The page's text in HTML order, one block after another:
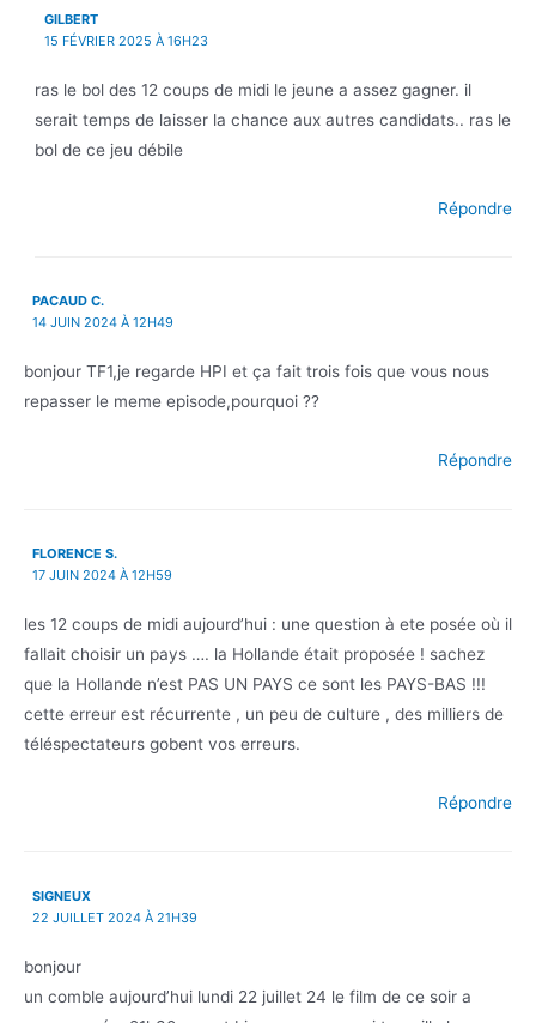
GILBERT
15 FÉVRIER 2025 À 16H23
ras le bol des 12 coups de midi le jeune a assez gagner. il
serait temps de laisser la chance aux autres candidats.. ras le
bol de ce jeu débile
Répondre
PACAUD C.
14 JUIN 2024 À 12H49
bonjour TF1,je regarde HPI et ça fait trois fois que vous nous
repasser le meme episode,pourquoi ??
Répondre
FLORENCE S.
17 JUIN 2024 À 12H59
les 12 coups de midi aujourd’hui : une question à ete posée où il
fallait choisir un pays …. la Hollande était proposée ! sachez
que la Hollande n’est PAS UN PAYS ce sont les PAYS-BAS !!!
cette erreur est récurrente , un peu de culture , des milliers de
téléspectateurs gobent vos erreurs.
Répondre
SIGNEUX
22 JUILLET 2024 À 21H39
bonjour
un comble aujourd’hui lundi 22 juillet 24 le film de ce soir a